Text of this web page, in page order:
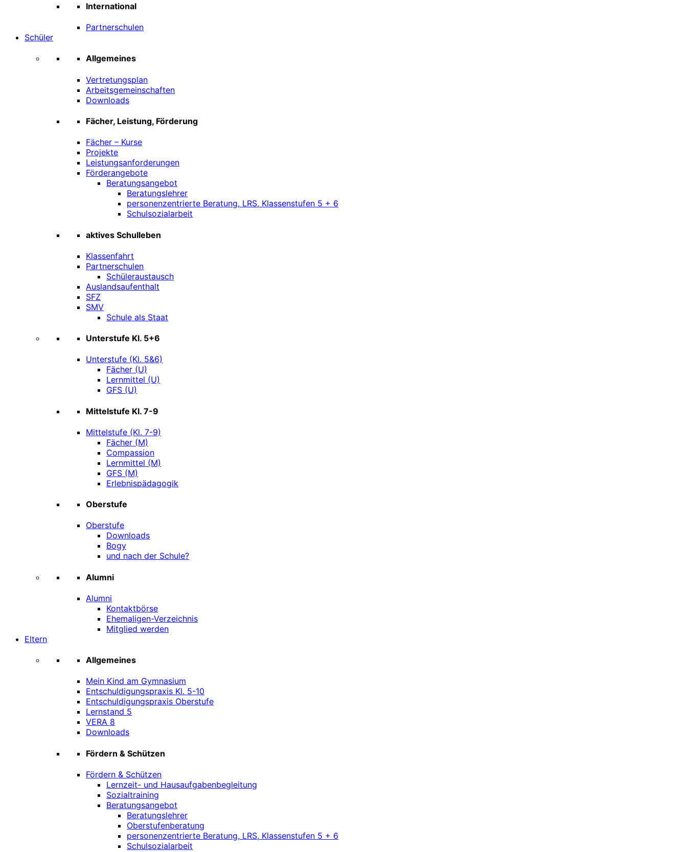
International
Partnerschulen
Schüler
Allgemeines
Vertretungsplan
Arbeitsgemeinschaften
Downloads
Fächer, Leistung, Förderung
Fächer – Kurse
Projekte
Leistungsanforderungen
Förderangebote
Beratungsangebot
Beratungslehrer
personenzentrierte Beratung, LRS, Klassenstufen 5 + 6
Schulsozialarbeit
aktives Schulleben
Klassenfahrt
Partnerschulen
Schüleraustausch
Auslandsaufenthalt
SFZ
SMV
Schule als Staat
Unterstufe Kl. 5+6
Unterstufe (Kl. 5&6)
Fächer (U)
Lernmittel (U)
GFS (U)
Mittelstufe Kl. 7-9
Mittelstufe (Kl. 7-9)
Fächer (M)
Compassion
Lernmittel (M)
GFS (M)
Erlebnispädagogik
Oberstufe
Oberstufe
Downloads
Bogy
und nach der Schule?
Alumni
Alumni
Kontaktbörse
Ehemaligen-Verzeichnis
Mitglied werden
Eltern
Allgemeines
Mein Kind am Gymnasium
Entschuldigungspraxis Kl. 5-10
Entschuldigungspraxis Oberstufe
Lernstand 5
VERA 8
Downloads
Fördern & Schützen
Fördern & Schützen
Lernzeit- und Hausaufgabenbegleitung
Sozialtraining
Beratungsangebot
Beratungslehrer
Oberstufenberatung
personenzentrierte Beratung, LRS, Klassenstufen 5 + 6
Schulsozialarbeit